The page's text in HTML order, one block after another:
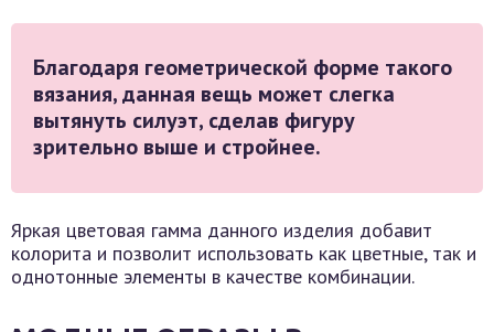
Благодаря геометрической форме такого
вязания, данная вещь может слегка
вытянуть силуэт, сделав фигуру
зрительно выше и стройнее.
Яркая цветовая гамма данного изделия добавит
колорита и позволит использовать как цветные, так и
однотонные элементы в качестве комбинации.